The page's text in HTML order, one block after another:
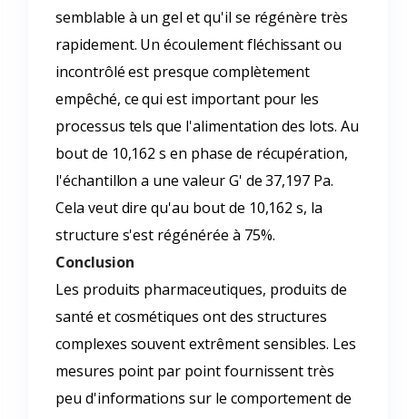
semblable à un gel et qu'il se régénère très
rapidement. Un écoulement fléchissant ou
incontrôlé est presque complètement
empêché, ce qui est important pour les
processus tels que l'alimentation des lots. Au
bout de 10,162 s en phase de récupération,
l'échantillon a une valeur G' de 37,197 Pa.
Cela veut dire qu'au bout de 10,162 s, la
structure s'est régénérée à 75%.
Conclusion
Les produits pharmaceutiques, produits de
santé et cosmétiques ont des structures
complexes souvent extrêment sensibles. Les
mesures point par point fournissent très
peu d'informations sur le comportement de